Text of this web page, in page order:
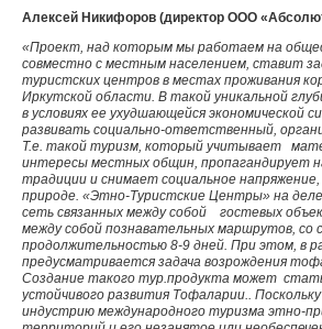
Алексей Никифоров (директор ООО
«Проект, над которым мы работаем на
совместно с местным населением, ставит
туристских центров в местах проживания
Иркутской области. В такой уникальной
в условиях ее ухудшающейся экономической
развивать социально-ответственный,
Т.е. такой туризм, который учитывает
интересы местных общин, пропагандирует
традиции и снимает социальное
природе. «Этно-Туристские Центры» на
сеть связанных между собой гостевых
между собой познавательных маршрутов, со
продолжительностью 8-9 дней. При этом, в
предусматривается задача возрождения
Создание такого тур.продукта может
устойчивого развития Тофаларии..
индустрию международного туризма этно-